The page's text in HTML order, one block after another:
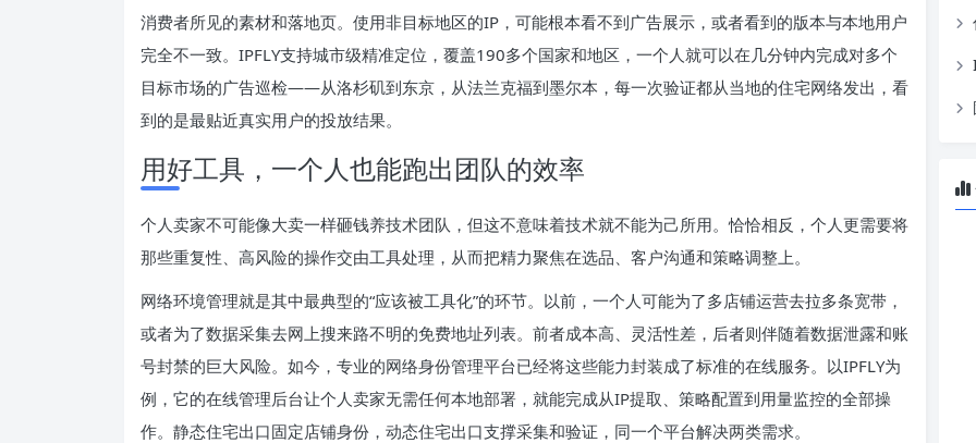
消费者所见的素材和落地页。使用非目标地区的IP，可能根本看不到广告展示，或者看到的版本与本地用户
完全不一致。IPFLY支持城市级精准定位，覆盖190多个国家和地区，一个人就可以在几分钟内完成对多个
目标市场的广告巡检——从洛杉矶到东京，从法兰克福到墨尔本，每一次验证都从当地的住宅网络发出，看
到的是最贴近真实用户的投放结果。
用好工具，一个人也能跑出团队的效率
个人卖家不可能像大卖一样砸钱养技术团队，但这不意味着技术就不能为己所用。恰恰相反，个人更需要将
那些重复性、高风险的操作交由工具处理，从而把精力聚焦在选品、客户沟通和策略调整上。
网络环境管理就是其中最典型的“应该被工具化”的环节。以前，一个人可能为了多店铺运营去拉多条宽带，
或者为了数据采集去网上搜来路不明的免费地址列表。前者成本高、灵活性差，后者则伴随着数据泄露和账
号封禁的巨大风险。如今，专业的网络身份管理平台已经将这些能力封装成了标准的在线服务。以IPFLY为
例，它的在线管理后台让个人卖家无需任何本地部署，就能完成从IP提取、策略配置到用量监控的全部操
作。静态住宅出口固定店铺身份，动态住宅出口支撑采集和验证，同一个平台解决两类需求。